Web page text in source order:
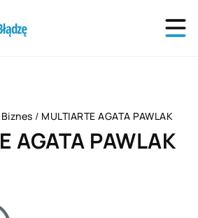
Biznes / MULTIARTE AGATA PAWLAK
AGATA PAWLAK